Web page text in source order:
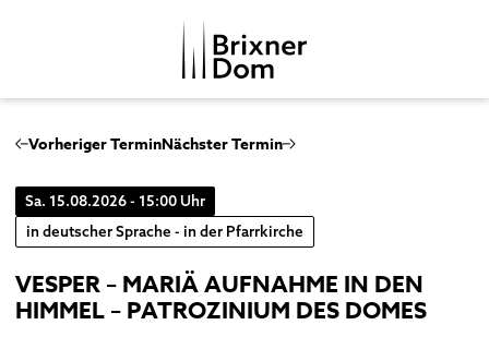
DEIT
DOMKAPITEL
DOMMUSIK
Domchor
DOMBEZIRK
GESCHICHTE
Vorheriger TerminNächster Termin
Sa. 15.08.2026 - 15:00 Uhr
in deutscher Sprache - in der Pfarrkirche
VESPER – MARIÄ AUFNAHME IN DEN
HIMMEL – PATROZINIUM DES DOMES